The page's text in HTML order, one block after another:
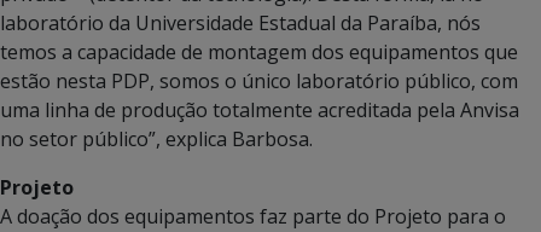
laboratório da Universidade Estadual da Paraíba, nós
temos a capacidade de montagem dos equipamentos que
estão nesta PDP, somos o único laboratório público, com
uma linha de produção totalmente acreditada pela Anvisa
no setor público”, explica Barbosa.
Projeto
A doação dos equipamentos faz parte do Projeto para o